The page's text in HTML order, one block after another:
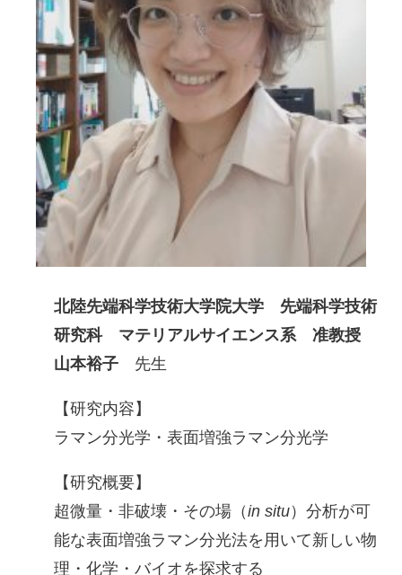
北陸先端科学技術大学院大学 先端科学技術
研究科 マテリアルサイエンス系 准教授
山本裕子 先生
【研究内容】
ラマン分光学・表面増強ラマン分光学
【研究概要】
超微量・非破壊・その場（in situ）分析が可
能な表面増強ラマン分光法を用いて新しい物
理・化学・バイオを探求する